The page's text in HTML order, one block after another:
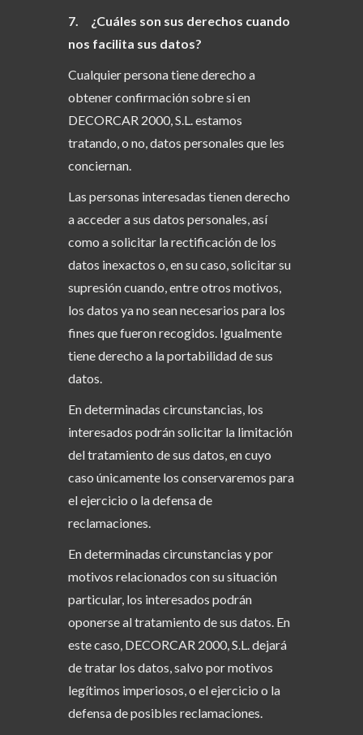
7. ¿Cuáles son sus derechos cuando
nos facilita sus datos?
Cualquier persona tiene derecho a
obtener confirmación sobre si en
DECORCAR 2000, S.L. estamos
tratando, o no, datos personales que les
conciernan.
Las personas interesadas tienen derecho
a acceder a sus datos personales, así
como a solicitar la rectificación de los
datos inexactos o, en su caso, solicitar su
supresión cuando, entre otros motivos,
los datos ya no sean necesarios para los
fines que fueron recogidos. Igualmente
tiene derecho a la portabilidad de sus
datos.
En determinadas circunstancias, los
interesados podrán solicitar la limitación
del tratamiento de sus datos, en cuyo
caso únicamente los conservaremos para
el ejercicio o la defensa de
reclamaciones.
En determinadas circunstancias y por
motivos relacionados con su situación
particular, los interesados podrán
oponerse al tratamiento de sus datos. En
este caso, DECORCAR 2000, S.L. dejará
de tratar los datos, salvo por motivos
legítimos imperiosos, o el ejercicio o la
defensa de posibles reclamaciones.